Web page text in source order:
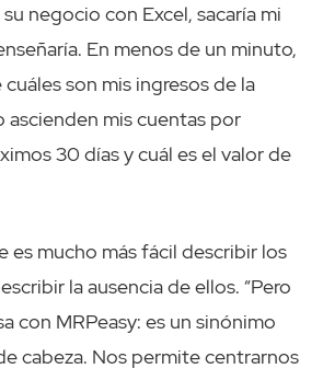
negocio con Excel, sacaría mi
En menos de un minuto,
son mis ingresos de la
ascienden mis cuentas por
30 días y cuál es el valor de
es mucho más fácil describir los
la ausencia de ellos. “Pero
con MRPeasy: es un sinónimo
cabeza. Nos permite centrarnos